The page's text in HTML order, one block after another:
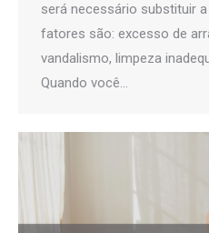
será necessário substituir
fatores são: excesso de
vandalismo, limpeza
Quando você…